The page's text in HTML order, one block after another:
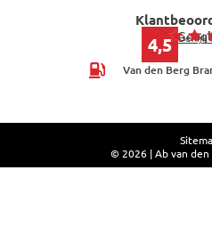
4,5 Bekijk
Van den Berg
© 2026 | Ab van